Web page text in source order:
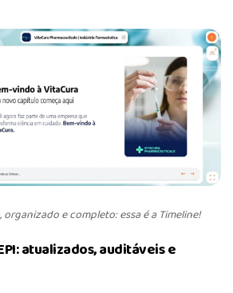
e completo: essa é a Timeline!
atualizados, auditáveis e